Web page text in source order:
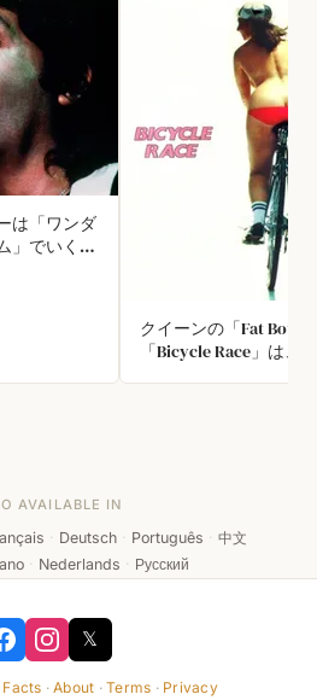
は「ワンダ
」でいくら
クイーンの「Fat
「Bicycle Race」は、
AVAILABLE IN
· Deutsch · Português · 中文
· Nederlands · Русский
𝕏
·About ·Terms · Privacy